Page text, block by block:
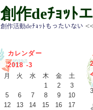
創作deﾁｮｯﾄ
創作活動deﾁｮｯﾄもったいない
カレンダー
2018 -3
月 火 水 木 金
土
1
2
3
5 6 7 8 9
10
12 13 14 15 16
17